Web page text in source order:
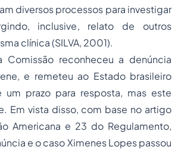
diversos processos para investigar
inclusive, relato de outros
clínica (SILVA, 2001).
Comissão reconheceu a denúncia
e remeteu ao Estado brasileiro
um prazo para resposta, mas este
Em vista disso, com base no artigo
Americana e 23 do Regulamento,
e o caso Ximenes Lopes passou